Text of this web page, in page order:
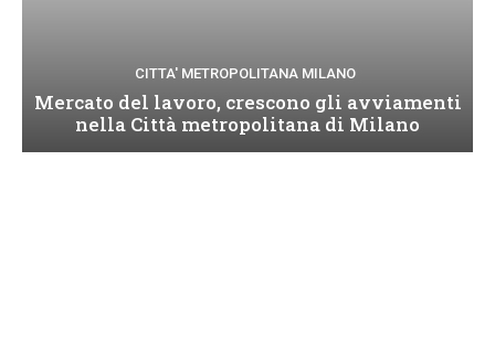
CITTA' METROPOLITANA MILANO
Mercato del lavoro, crescono gli avviamenti
nella Città metropolitana di Milano